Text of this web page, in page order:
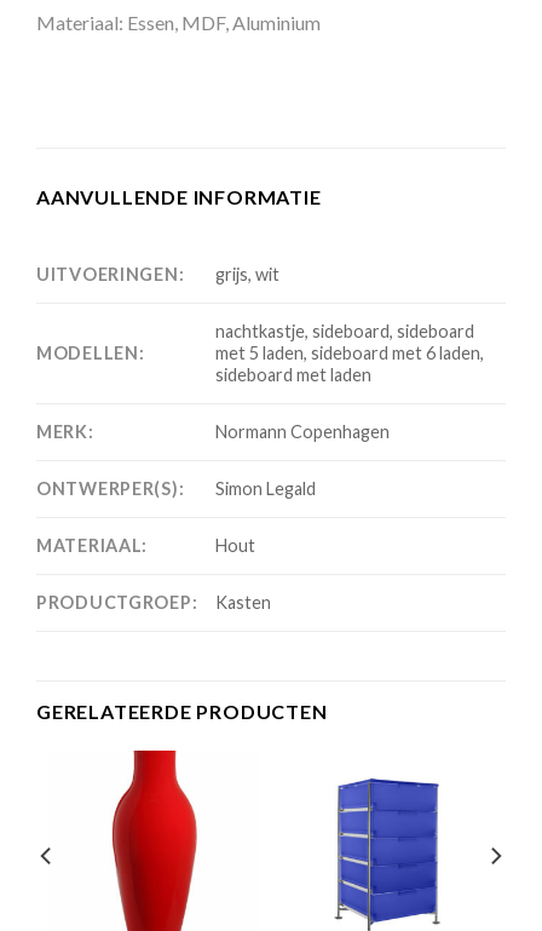
Materiaal: Essen, MDF, Aluminium
AANVULLENDE INFORMATIE
UITVOERINGEN: grijs, wit
MODELLEN:
nachtkastje, sideboard, sideboard
met 5 laden, sideboard met 6 laden,
sideboard met laden
MERK: Normann Copenhagen
ONTWERPER(S): Simon Legald
MATERIAAL: Hout
PRODUCTGROEP: Kasten
GERELATEERDE PRODUCTEN